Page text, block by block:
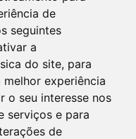
de
seguintes
a
do site, para
experiência
o seu interesse nos
serviços e para
de